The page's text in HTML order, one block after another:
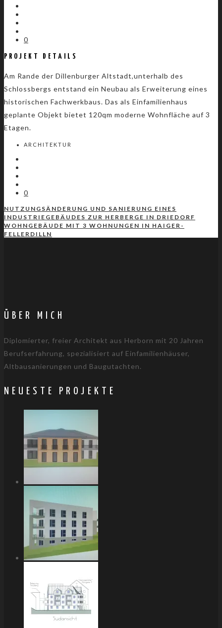
0
PROJEKT DETAILS
Am Rande der Dillenburger Altstadt,unterhalb des
Schlossbergs entstand ein Neubau als Erweiterung eines
historischen Fachwerkbaus. Das als Einfamilienhaus
geplante Objekt bietet 120qm moderne Wohnfläche auf 3
Etagen.
ARCHITEKTUR
0
NUTZUNGSÄNDERUNG UND SANIERUNG EINES
INDUSTRIEGEBÄUDES ZUR HERBERGE IN DRIEDORF
WOHNGEBÄUDE MIT 3 WOHNUNGEN IN HAIGER-
FELLERDILLN
ÜBER MICH
Diplomierter, freier Architekt aus Herborn mit 20 Jahren
Berufserfahrung, spezialisiert auf Einfamilienhäuser,
Altbausanierungen und Baugutachten.
NEUESTE PROJEKTE